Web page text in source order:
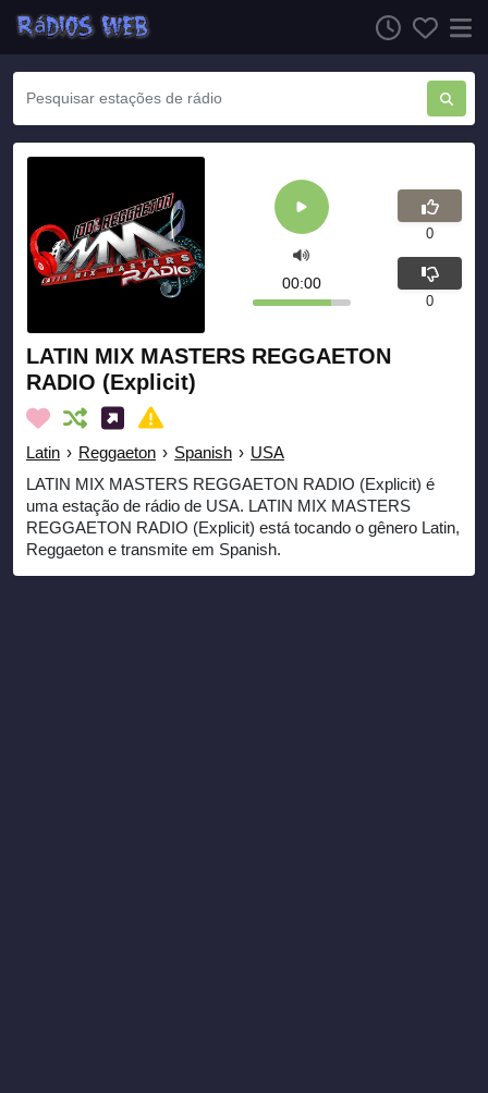
LATIN MIX MASTERS REGGAETON
RADIO (Explicit)
Latin › Reggaeton › Spanish › USA
LATIN MIX MASTERS REGGAETON RADIO (Explicit) é
uma estação de rádio de USA. LATIN MIX MASTERS
REGGAETON RADIO (Explicit) está tocando o gênero Latin,
Reggaeton e transmite em Spanish.
00:00
0
0